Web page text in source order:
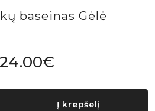
baseinas Gėlė
Į krepšelį